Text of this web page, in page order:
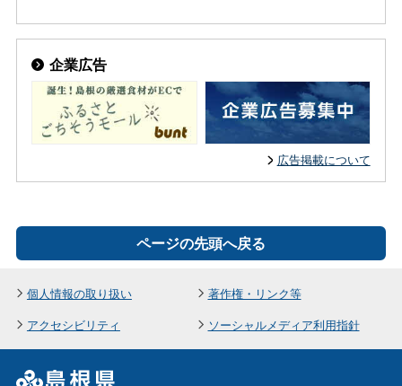
企業広告
広告掲載について
ページの先頭へ戻る
個人情報の取り扱い
著作権・リンク等
アクセシビリティ
ソーシャルメディア利用指針